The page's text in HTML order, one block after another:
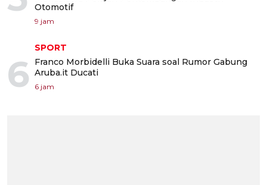
Otomotif
9 jam
6
SPORT
Franco Morbidelli Buka Suara soal Rumor Gabung
Aruba.it Ducati
6 jam